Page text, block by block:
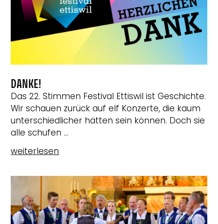
DANKE!
Das 22. Stimmen Festival Ettiswil ist Geschichte.
Wir schauen zurück auf elf Konzerte, die kaum
unterschiedlicher hätten sein können. Doch sie
alle schufen ...
weiterlesen